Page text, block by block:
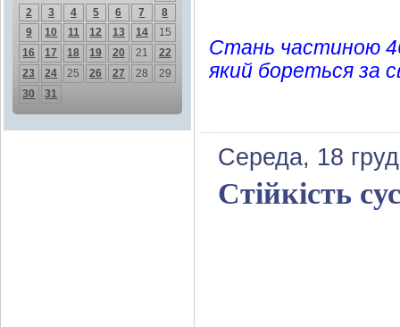
2
3 4 5 6 7
8
9
10 11 12 13 14
15
16
17 18 19 20 21
22
23
24 25 26 27 28
29
30
31
Стань частиною 46
який бореться за
Середа, 18
Стійкість